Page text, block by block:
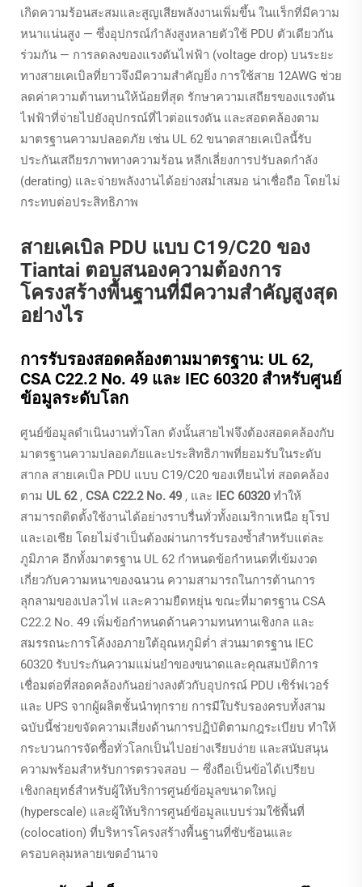
เกิดความร้อนสะสมและสูญเสียพลังงานเพิ่มขึ้น ในแร็กที่มีความ
หนาแน่นสูง — ซึ่งอุปกรณ์กำลังสูงหลายตัวใช้ PDU ตัวเดียวกัน
ร่วมกัน — การลดลงของแรงดันไฟฟ้า (voltage drop) บนระยะ
ทางสายเคเบิลที่ยาวจึงมีความสำคัญยิ่ง การใช้สาย 12AWG ช่วย
ลดค่าความต้านทานให้น้อยที่สุด รักษาความเสถียรของแรงดัน
ไฟฟ้าที่จ่ายไปยังอุปกรณ์ที่ไวต่อแรงดัน และสอดคล้องตาม
มาตรฐานความปลอดภัย เช่น UL 62 ขนาดสายเคเบิลนี้รับ
ประกันเสถียรภาพทางความร้อน หลีกเลี่ยงการปรับลดกำลัง
(derating) และจ่ายพลังงานได้อย่างสม่ำเสมอ น่าเชื่อถือ โดยไม่
กระทบต่อประสิทธิภาพ
สายเคเบิล PDU แบบ C19/C20 ของ
Tiantai ตอบสนองความต้องการ
โครงสร้างพื้นฐานที่มีความสำคัญสูงสุด
อย่างไร
การรับรองสอดคล้องตามมาตรฐาน: UL 62,
CSA C22.2 No. 49 และ IEC 60320 สำหรับศูนย์
ข้อมูลระดับโลก
ศูนย์ข้อมูลดำเนินงานทั่วโลก ดังนั้นสายไฟจึงต้องสอดคล้องกับ
มาตรฐานความปลอดภัยและประสิทธิภาพที่ยอมรับในระดับ
สากล สายเคเบิล PDU แบบ C19/C20 ของเทียนไท่ สอดคล้อง
ตาม UL 62 , CSA C22.2 No. 49 , และ IEC 60320ทำให้
สามารถติดตั้งใช้งานได้อย่างราบรื่นทั่วทั้งอเมริกาเหนือ ยุโรป
และเอเชีย โดยไม่จำเป็นต้องผ่านการรับรองซ้ำสำหรับแต่ละ
ภูมิภาค อีกทั้งมาตรฐาน UL 62 กำหนดข้อกำหนดที่เข้มงวด
เกี่ยวกับความหนาของฉนวน ความสามารถในการต้านการ
ลุกลามของเปลวไฟ และความยืดหยุ่น ขณะที่มาตรฐาน CSA
C22.2 No. 49 เพิ่มข้อกำหนดด้านความทนทานเชิงกล และ
สมรรถนะการโค้งงอภายใต้อุณหภูมิต่ำ ส่วนมาตรฐาน IEC
60320 รับประกันความแม่นยำของขนาดและคุณสมบัติการ
เชื่อมต่อที่สอดคล้องกันอย่างลงตัวกับอุปกรณ์ PDU เซิร์ฟเวอร์
และ UPS จากผู้ผลิตชั้นนำทุกราย การมีใบรับรองครบทั้งสาม
ฉบับนี้ช่วยขจัดความเสี่ยงด้านการปฏิบัติตามกฎระเบียบ ทำให้
กระบวนการจัดซื้อทั่วโลกเป็นไปอย่างเรียบง่าย และสนับสนุน
ความพร้อมสำหรับการตรวจสอบ — ซึ่งถือเป็นข้อได้เปรียบ
เชิงกลยุทธ์สำหรับผู้ให้บริการศูนย์ข้อมูลขนาดใหญ่
(hyperscale) และผู้ให้บริการศูนย์ข้อมูลแบบร่วมใช้พื้นที่
(colocation) ที่บริหารโครงสร้างพื้นฐานที่ซับซ้อนและ
ครอบคลุมหลายเขตอำนาจ